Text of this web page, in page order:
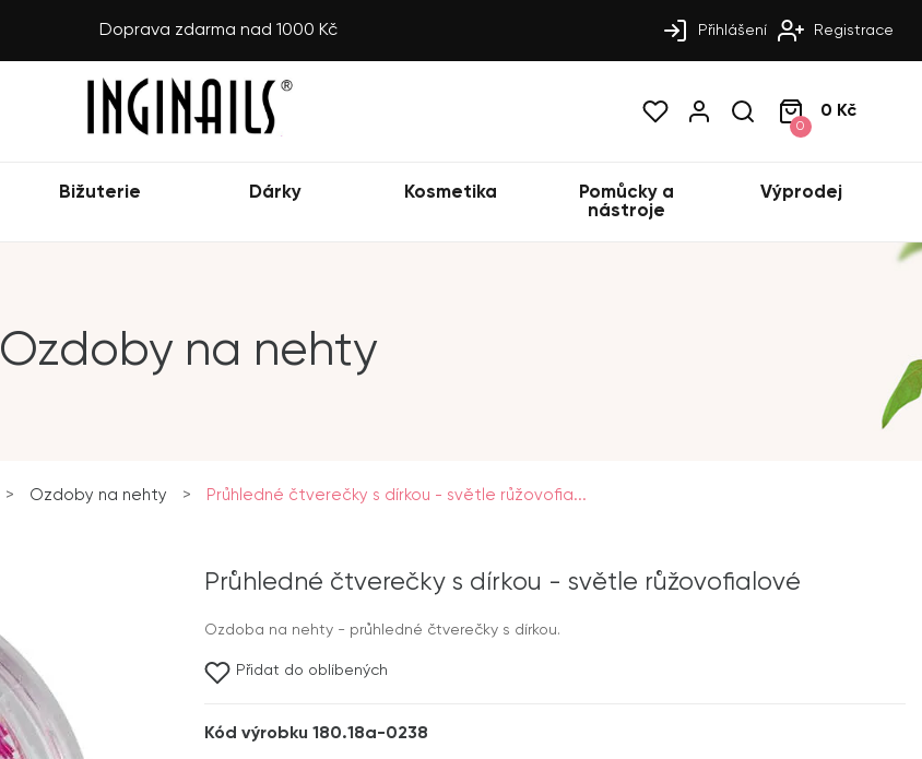
Doprava zdarma nad 1000 Kč Přihlášení Registrace
0
0 Kč
Bižuterie Dárky Kosmetika
Pomůcky a
nástroje
Výprodej
Ozdoby na nehty
> Ozdoby na nehty > Průhledné čtverečky s dírkou - světle růžovofia...
Průhledné čtverečky s dírkou - světle růžovofialové
Ozdoba na nehty - průhledné čtverečky s dírkou.
Přidat do oblíbených
Kód výrobku 180.18a-0238